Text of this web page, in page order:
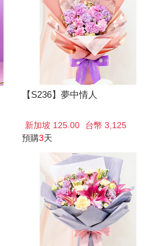
【S236】夢中情人
新加坡 125.00
台幣 3,125
預購3天